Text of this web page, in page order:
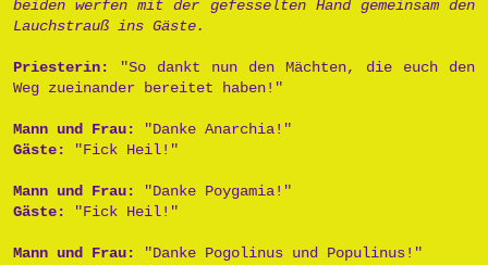
beiden werfen mit der gefesselten Hand gemeinsam den
Lauchstrauß ins Gäste.
Priesterin:
"So dankt nun den Mächten, die euch den
Weg zueinander bereitet haben!"
Mann und Frau:
"Danke Anarchia!"
Gäste:
"Fick Heil!"
Mann und Frau:
"Danke Poygamia!"
Gäste:
"Fick Heil!"
Mann und Frau:
"Danke Pogolinus und Populinus!"